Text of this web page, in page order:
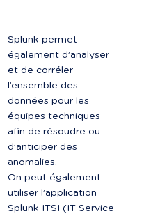
Splunk permet
également d’analyser
et de corréler
l’ensemble des
données pour les
équipes techniques
afin de résoudre ou
d’anticiper des
anomalies.
On peut également
utiliser l’application
Splunk ITSI (IT Service